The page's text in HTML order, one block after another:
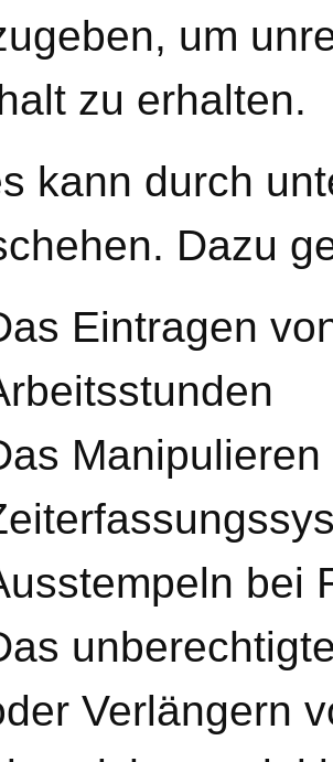
um
zu erhalten.
kann durch
Dazu
Eintragen
Manipulieren
bei
Verlängern